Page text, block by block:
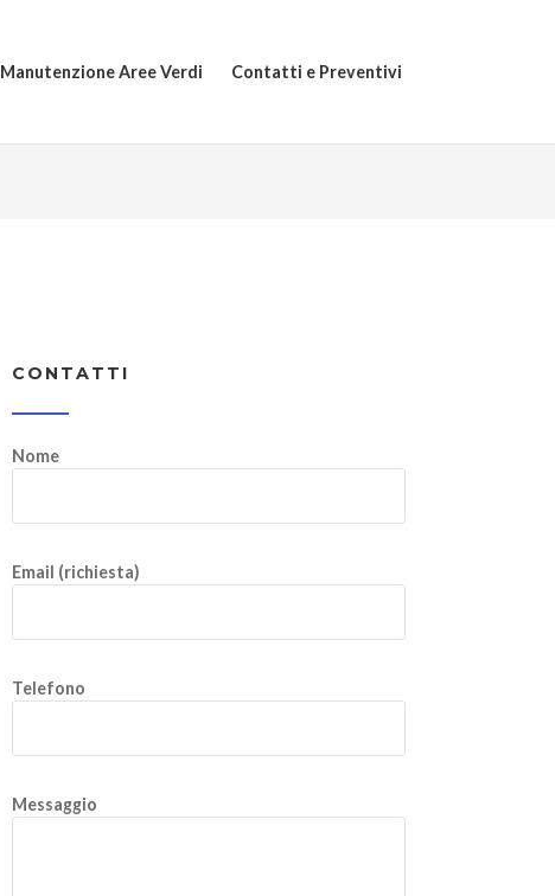
Manutenzione Aree Verdi Contatti e Preventivi
CONTATTI
Nome
Email (richiesta)
Telefono
Messaggio